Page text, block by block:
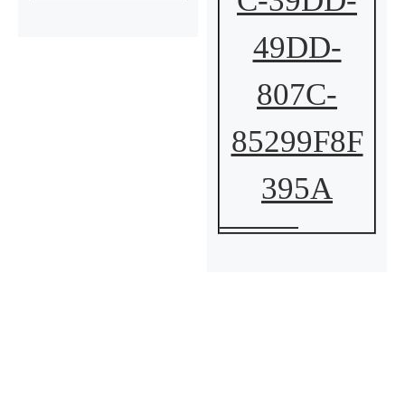
49DD-
807C-
85299F8F
395A